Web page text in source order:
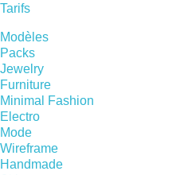
Tarifs
Modèles
Packs
Jewelry
Furniture
Minimal Fashion
Electro
Mode
Wireframe
Handmade